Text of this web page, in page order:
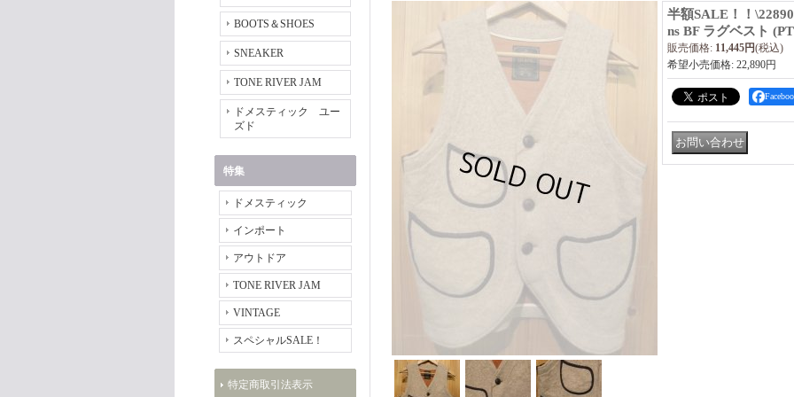
BOOTS＆SHOES
SNEAKER
TONE RIVER JAM
ドメスティック ユー
ズド
特集
ドメスティック
インポート
アウトドア
TONE RIVER JAM
VINTAGE
スペシャルSALE！
特定商取引法表示
半額SALE！！
ns BF ラグベスト
販売価格: 11,445円(税込)
希望小売価格: 22,890円